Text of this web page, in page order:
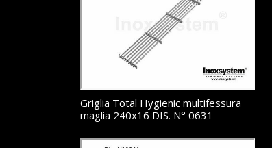
Griglia Total Hygienic multifessura
maglia 240x16 DIS. N° 0631